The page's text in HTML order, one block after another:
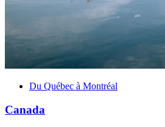
Du Québec à Montréal
Canada